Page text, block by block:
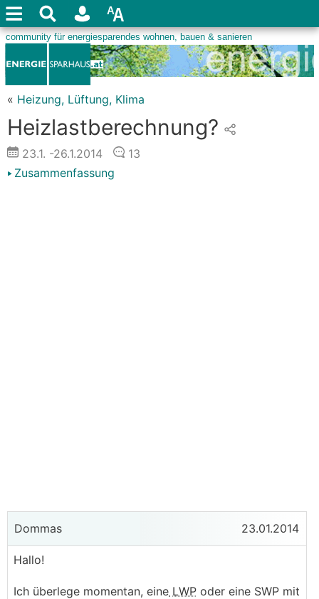
« Heizung, Lüftung, Klima
Heizlastberechnung?
23.1. -26.1.2014
13
Zusammenfassung
Dommas 23.01.2014
Hallo!
Ich überlege momentan, eine LWP oder eine SWP mit